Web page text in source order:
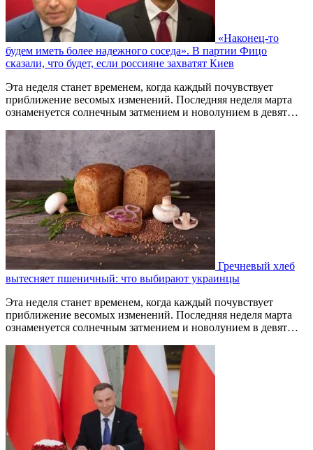
«Наконец-то
будем иметь более надежного соседа». В партии Фицо
сказали, что будет, если россияне захватят Киев
Эта неделя станет временем, когда каждый почувствует
приближение весомых изменений. Последняя неделя марта
ознаменуется солнечным затмением и новолунием в девят…
Гречневый хлеб
вытесняет пшеничный: что выбирают украинцы
Эта неделя станет временем, когда каждый почувствует
приближение весомых изменений. Последняя неделя марта
ознаменуется солнечным затмением и новолунием в девят…